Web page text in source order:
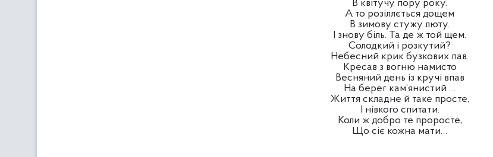
В квітучу пору року.
А то розіллється дощем
В зимову стужу люту.
І знову біль. Та де ж той щем.
Солодкий і розкутий?
Небесний крик бузкових пав.
Кресав з вогню намисто
Весняний день із кручі впав
На берег кам’янистий …
Життя складне й таке просте,
І нівкого спитати.
Коли ж добро те проросте,
Що сіє кожна мати…